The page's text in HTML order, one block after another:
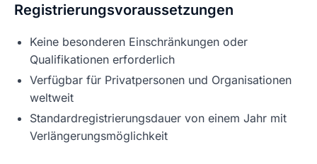
Registrierungsvoraussetzungen
Keine besonderen Einschränkungen oder
Qualifikationen erforderlich
Verfügbar für Privatpersonen und Organisationen
weltweit
Standardregistrierungsdauer von einem Jahr mit
Verlängerungsmöglichkeit